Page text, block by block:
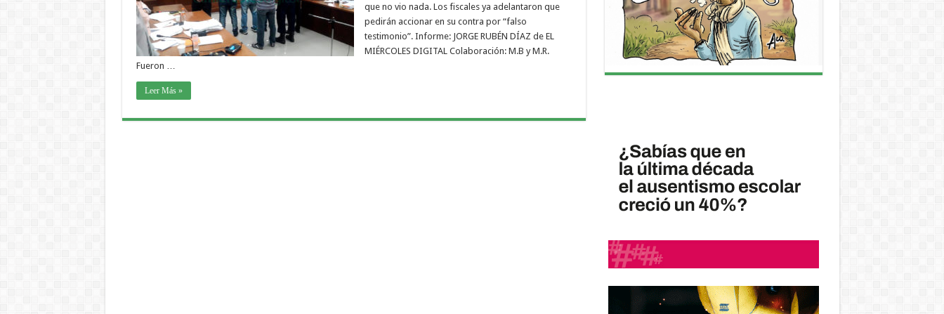
que no vio nada. Los fiscales ya adelantaron que
pedirán accionar en su contra por “falso
testimonio”. Informe: JORGE RUBÉN DÍAZ de EL
MIÉRCOLES DIGITAL Colaboración: M.B y M.R.
Fueron …
Leer Más »